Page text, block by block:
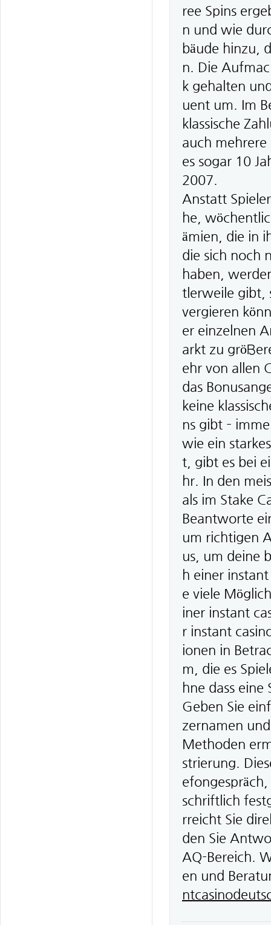
ree Spins
n und wie
bäude hinzu,
n. Die
k gehalten
uent um. Im
klassische
auch
es sogar 10
2007.
Anstatt
he,
ämien, die in
die sich noch
haben,
tlerweile gibt,
vergieren
er einzelnen
arkt zu
ehr von allen
das
keine
ns gibt –
wie ein
t, gibt es bei
hr. In den
als im Stake
Beantworte
um richtigen
us, um deine
h einer
e viele
iner instant
r instant
ionen in
m, die es
hne dass
Geben Sie
zernamen
Methoden
strierung.
schriftlich
rreicht Sie
den Sie
AQ-Bereich.
en und